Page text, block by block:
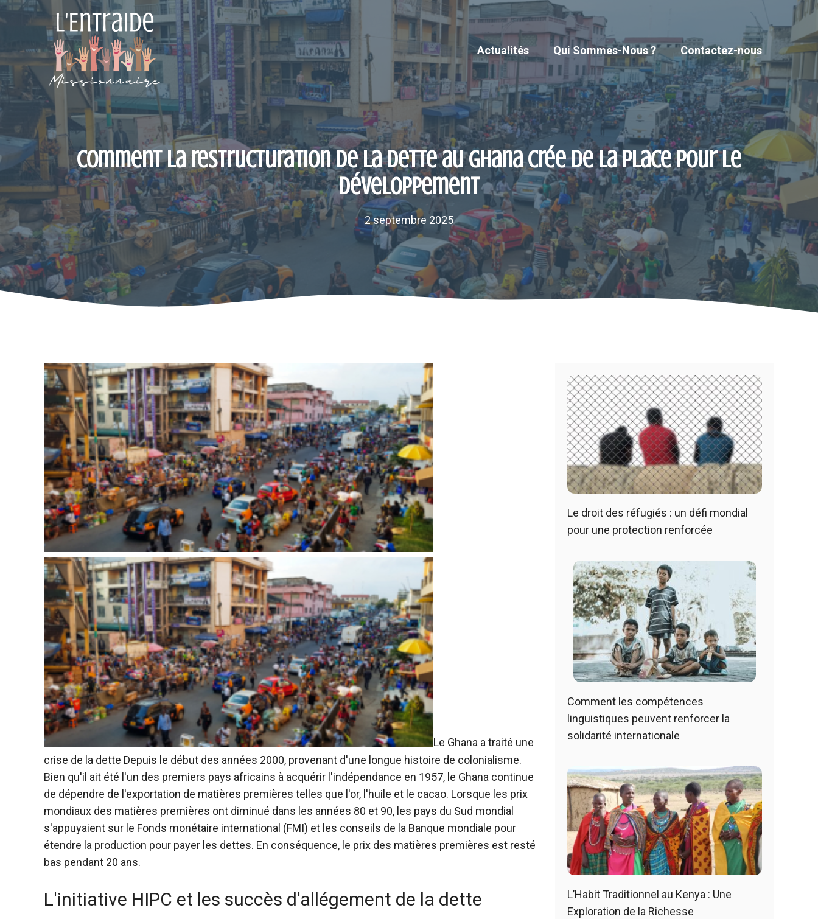
Aller
au
Actualités Qui Sommes-Nous ? Contactez-nous
Comment la restructuration de la dette au Ghana crée de la place pour le
développement
2 septembre 2025
Le Ghana a traité une
crise de la dette Depuis le début des années 2000, provenant d'une longue histoire de colonialisme.
Bien qu'il ait été l'un des premiers pays africains à acquérir l'indépendance en 1957, le Ghana continue
de dépendre de l'exportation de matières premières telles que l'or, l'huile et le cacao. Lorsque les prix
mondiaux des matières premières ont diminué dans les années 80 et 90, les pays du Sud mondial
s'appuyaient sur le Fonds monétaire international (FMI) et les conseils de la Banque mondiale pour
étendre la production pour payer les dettes. En conséquence, le prix des matières premières est resté
bas pendant 20 ans.
L'initiative HIPC et les succès d'allégement de la dette
Le droit des réfugiés : un défi mondial
pour une protection renforcée
Comment les compétences
linguistiques peuvent renforcer la
solidarité internationale
L’Habit Traditionnel au Kenya : Une
Exploration de la Richesse